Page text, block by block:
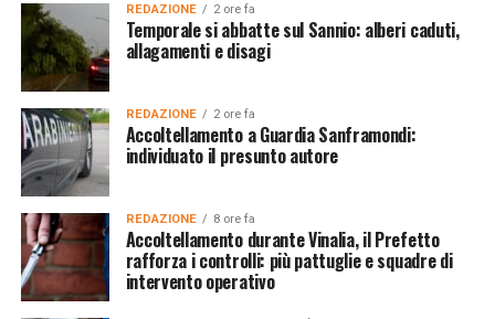
REDAZIONE 2 ore fa
Temporale si abbatte sul Sannio: alberi caduti,
allagamenti e disagi
REDAZIONE 2 ore fa
Accoltellamento a Guardia Sanframondi:
individuato il presunto autore
REDAZIONE 8 ore fa
Accoltellamento durante Vinalia, il Prefetto
rafforza i controlli: più pattuglie e squadre di
intervento operativo